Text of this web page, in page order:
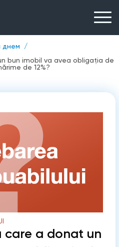
днем
bun imobil va avea obligația de
de 12%?
care a donat un